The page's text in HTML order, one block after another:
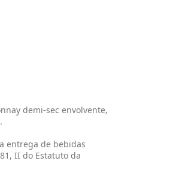
demi-sec envolvente,
entrega de bebidas
II do Estatuto da